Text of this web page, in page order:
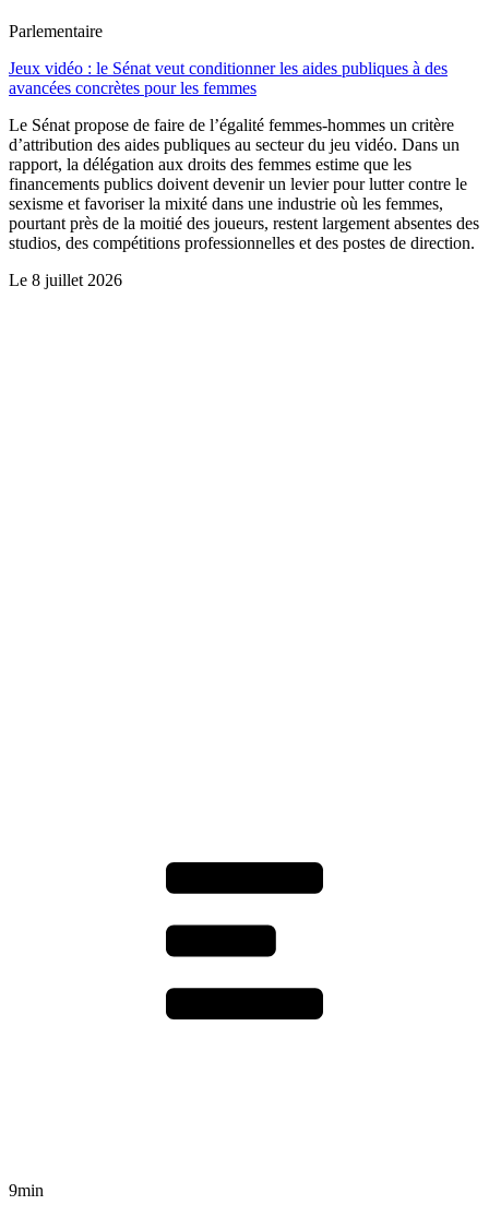
Parlementaire
Jeux vidéo : le Sénat veut conditionner les aides publiques à des
avancées concrètes pour les femmes
Le Sénat propose de faire de l’égalité femmes-hommes un critère
d’attribution des aides publiques au secteur du jeu vidéo. Dans un
rapport, la délégation aux droits des femmes estime que les
financements publics doivent devenir un levier pour lutter contre le
sexisme et favoriser la mixité dans une industrie où les femmes,
pourtant près de la moitié des joueurs, restent largement absentes des
studios, des compétitions professionnelles et des postes de direction.
Le 8 juillet 2026
9min